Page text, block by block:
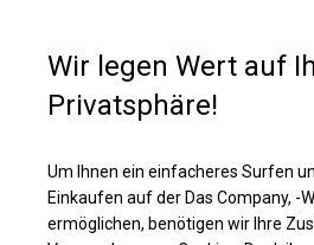
Ganzjährig geöffnete Zelthalle |
Wir legen Wert auf
Privatsphäre!
Um Ihnen ein einfacheres Surfen
Einkaufen auf der Das Company, -
ermöglichen, benötigen wir Ihre